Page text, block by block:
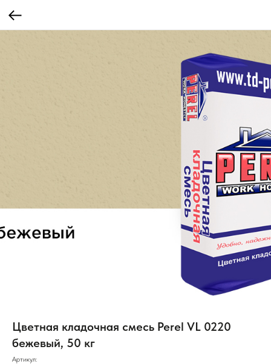
Цветная кладочная смесь Perel VL 0220
бежевый, 50 кг
Артикул: